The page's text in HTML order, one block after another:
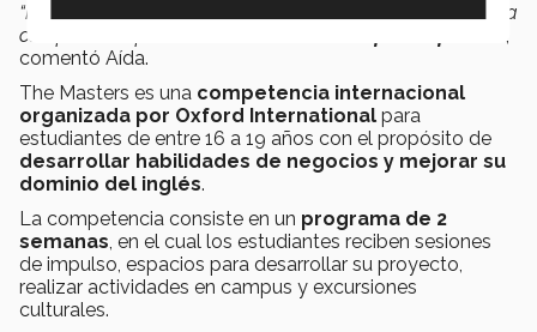
“Me interesó que nuestros estudiantes participaran en esta
competencia por
,
comentó Aída.
The Masters es una competencia internacional
organizada por Oxford International para
estudiantes de entre 16 a 19 años con el propósito de
desarrollar habilidades de negocios y mejorar su
dominio del inglés.
La competencia consiste en un programa de 2
semanas, en el cual los estudiantes reciben sesiones
de impulso, espacios para desarrollar su proyecto,
realizar actividades en campus y excursiones
culturales.